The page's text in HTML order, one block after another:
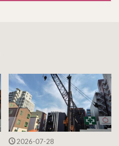
2026-07-28